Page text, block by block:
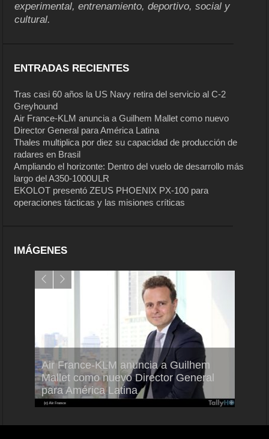
experimental, entrenamiento, deportivo, social y
cultural.
ENTRADAS RECIENTES
Tras casi 60 años la US Navy retira del servicio al C-2
Greyhound
Air France-KLM anuncia a Guilhem Mallet como nuevo
Director General para América Latina
Thales multiplica por diez su capacidad de producción de
radares en Brasil
Ampliando el horizonte: Dentro del vuelo de desarrollo más
largo del A350-1000ULR
EKOLOT presentó ZEUS PHOENIX PX-100 para
operaciones tácticas y las misiones críticas
IMÁGENES
Air France-KLM anuncia a Guilhem
Mallet como nuevo Director General
para América Latina